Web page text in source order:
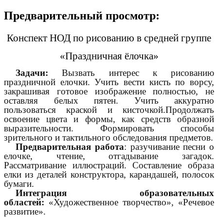
Предварительный просмотр:
Конспект НОД по рисованию в средней группе
«Праздничная ёлочка»
Задачи: Вызвать интерес к рисованию
праздничной елочки. Учить вести кисть по ворсу,
закрашивая готовое изображение полностью, не
оставляя белых пятен. Учить аккуратно
пользоваться краской и кисточкой.Продолжать
освоение цвета и формы, как средств образной
выразительности. Формировать способы
зрительного и тактильного обследования предметов.
Предварительная работа: разучивание песни о
елочке, чтение, отгадывание загадок.
Рассматривание иллюстраций. Составление образа
елки из деталей конструктора, карандашей, полосок
бумаги.
Интеграция образовательных
областей: «Художественное творчество», «Речевое
развитие».